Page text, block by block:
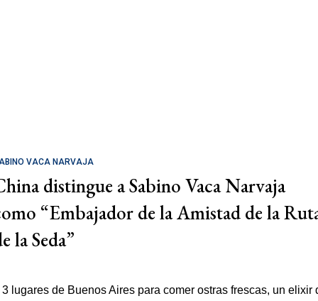
VACA NARVAJA
distingue a Sabino Vaca Narvaja
“Embajador de la Amistad de la
la Seda”